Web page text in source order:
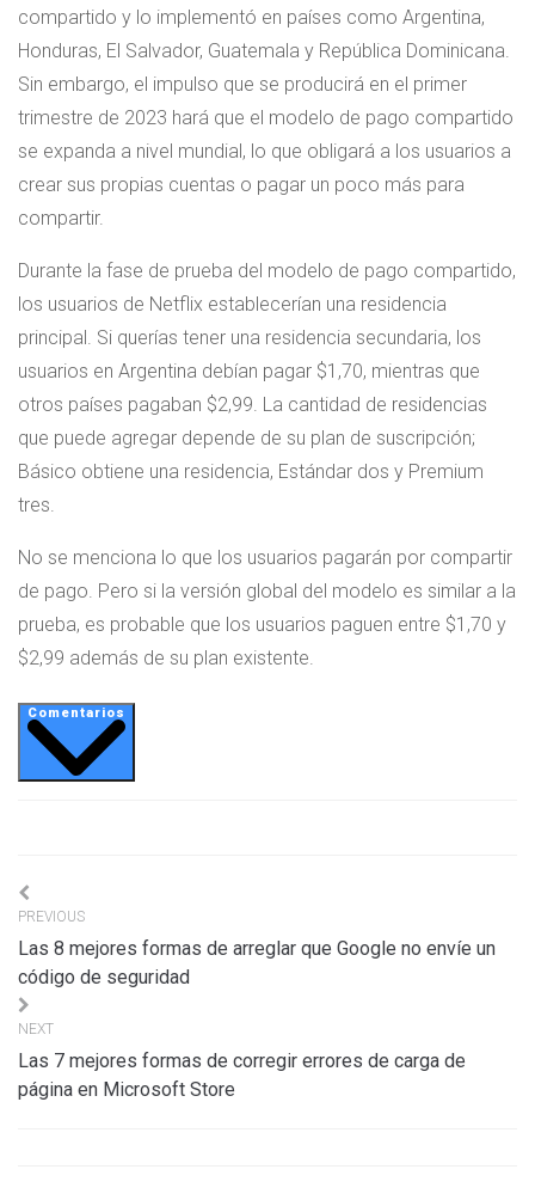
compartido y lo implementó en países como Argentina,
Honduras, El Salvador, Guatemala y República Dominicana.
Sin embargo, el impulso que se producirá en el primer
trimestre de 2023 hará que el modelo de pago compartido
se expanda a nivel mundial, lo que obligará a los usuarios a
crear sus propias cuentas o pagar un poco más para
compartir.
Durante la fase de prueba del modelo de pago compartido,
los usuarios de Netflix establecerían una residencia
principal. Si querías tener una residencia secundaria, los
usuarios en Argentina debían pagar $1,70, mientras que
otros países pagaban $2,99. La cantidad de residencias
que puede agregar depende de su plan de suscripción;
Básico obtiene una residencia, Estándar dos y Premium
tres.
No se menciona lo que los usuarios pagarán por compartir
de pago. Pero si la versión global del modelo es similar a la
prueba, es probable que los usuarios paguen entre $1,70 y
$2,99 además de su plan existente.
Comentarios
Navigation
de
l’article
PREVIOUS
Las 8 mejores formas de arreglar que Google no envíe un
código de seguridad
NEXT
Las 7 mejores formas de corregir errores de carga de
página en Microsoft Store